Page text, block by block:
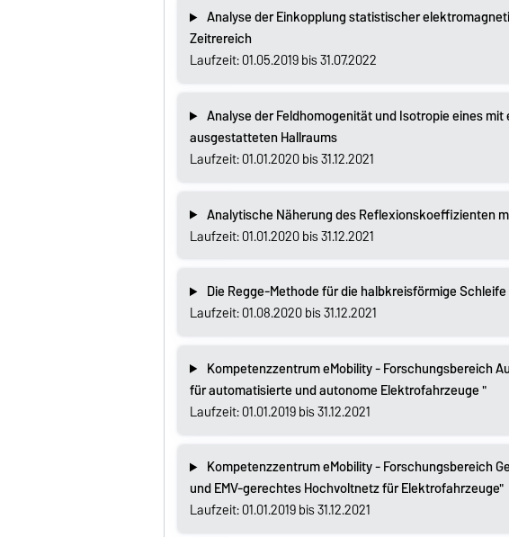
Analyse der Einkopplung statistischer
Zeitrereich
Laufzeit: 01.05.2019 bis 31.07.2022
Analyse der Feldhomogenität und Isotropie eines
ausgestatteten Hallraums
Laufzeit: 01.01.2020 bis 31.12.2021
Analytische Näherung des Reflexionskoeffizienten
Laufzeit: 01.01.2020 bis 31.12.2021
Die Regge-Methode für die halbkreisförmige
Laufzeit: 01.08.2020 bis 31.12.2021
Kompetenzzentrum eMobility - Forschungsbereich
für automatisierte und autonome Elektrofahrzeuge "
Laufzeit: 01.01.2019 bis 31.12.2021
Kompetenzzentrum eMobility - Forschungsbereich
und EMV-gerechtes Hochvoltnetz für Elektrofahrzeuge"
Laufzeit: 01.01.2019 bis 31.12.2021